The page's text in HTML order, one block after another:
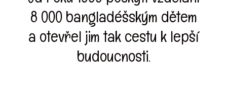
8 000 bangladéšským dětem
a otevřel jim tak cestu k lepší
budoucnosti.